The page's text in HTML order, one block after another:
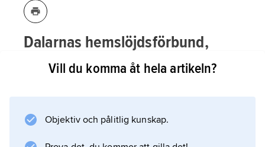
Dalarnas hemslöjdsförbund,
Falun, bildades 1937 av sex lokala
föreningar, vilka i början av seklet
Ottilia Adelborg i Gagnef, Gustaf
Ancarkrona i Leksand och Emma Zorn i
Vill du komma åt hela artikeln?
Objektiv och pålitlig kunskap.